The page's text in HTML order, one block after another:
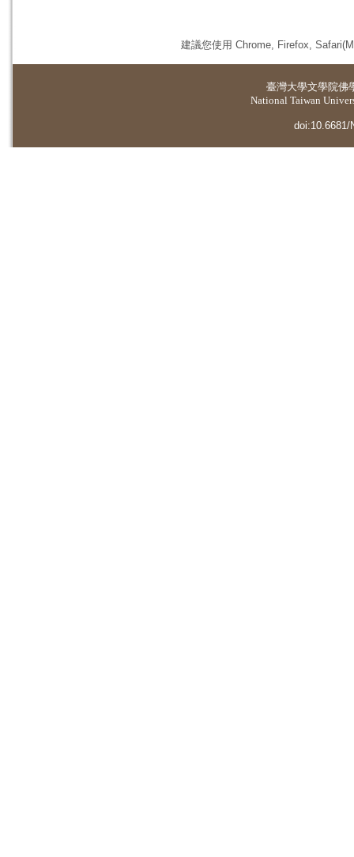
建議您使用 Chrome, Firefox,
臺灣大學文學院佛
National Taiwan
doi:10.6681/